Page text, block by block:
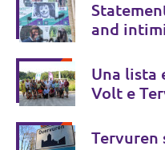
and
Una lista
Volt e
Tervuren